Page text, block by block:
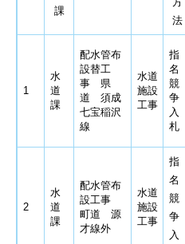
課
法
1
水
道
課
配水管布
設替工
事 県
道 須成
七宝稲沢
線
水道
施設
工事
指
名
競
争
入
札
2
水
道
課
配水管布
設工事
町道 源
才線外
水道
施設
工事
指
名
競
争
入